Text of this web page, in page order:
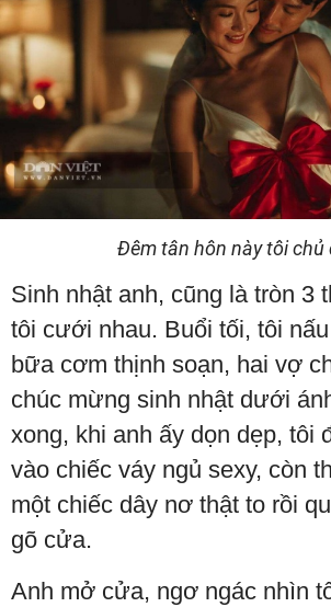
Đêm tân hôn này tôi chủ
Sinh nhật anh, cũng là tròn 3
tôi cưới nhau. Buổi tối, tôi
bữa cơm thịnh soạn, hai vợ
chúc mừng sinh nhật dưới
xong, khi anh ấy dọn dẹp, tôi
vào chiếc váy ngủ sexy, còn
một chiếc dây nơ thật to rồi
gõ cửa.
Anh mở cửa, ngơ ngác nhìn